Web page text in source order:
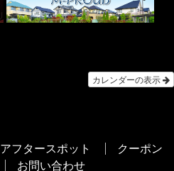
カレンダーの表示
アフタースポット
クーポン
お問い合わせ